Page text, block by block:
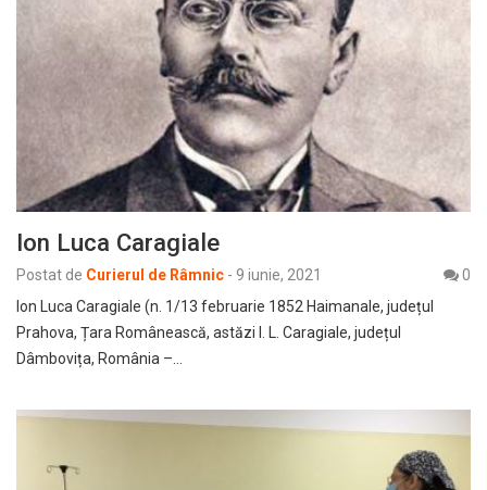
Ion Luca Caragiale
Postat de Curierul de Râmnic - 9 iunie, 2021
0
Ion Luca Caragiale (n. 1/13 februarie 1852 Haimanale, județul
Prahova, Țara Românească, astăzi I. L. Caragiale, județul
Dâmbovița, România –…